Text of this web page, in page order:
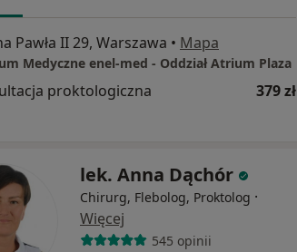
Pawła II 29, Warszawa • Mapa
Medyczne enel-med - Oddział Atrium Plaza
proktologiczna 379 zł
lek. Anna Dąchór
Chirurg, Flebolog, Proktolog ·
Więcej
545 opinii